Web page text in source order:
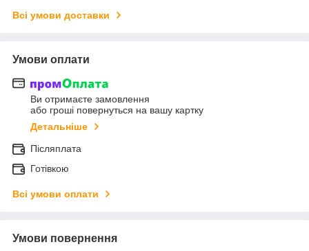
Всі умови доставки
Умови оплати
Ви отримаєте замовлення
або гроші повернуться на вашу картку
Детальніше
Післяплата
Готівкою
Всі умови оплати
Умови повернення